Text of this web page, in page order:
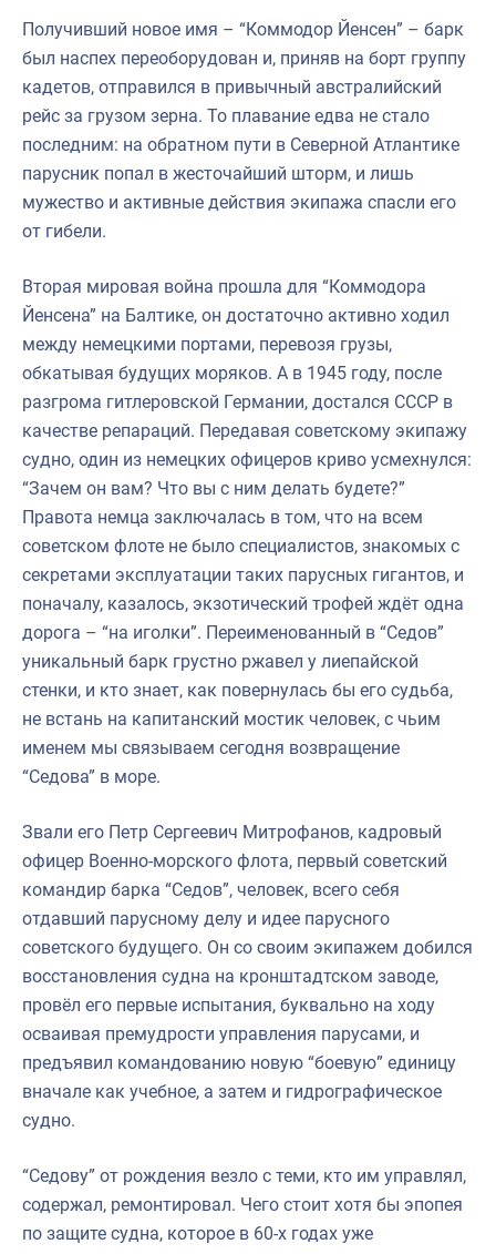
Получивший новое имя – “Коммодор Йенсен” – барк
был наспех переоборудован и, приняв на борт группу
кадетов, отправился в привычный австралийский
рейс за грузом зерна. То плавание едва не стало
последним: на обратном пути в Северной Атлантике
парусник попал в жесточайший шторм, и лишь
мужество и активные действия экипажа спасли его
от гибели.
Вторая мировая война прошла для “Коммодора
Йенсена” на Балтике, он достаточно активно ходил
между немецкими портами, перевозя грузы,
обкатывая будущих моряков. А в 1945 году, после
разгрома гитлеровской Германии, достался СССР в
качестве репараций. Передавая советскому экипажу
судно, один из немецких офицеров криво усмехнулся:
“Зачем он вам? Что вы с ним делать будете?”
Правота немца заключалась в том, что на всем
советском флоте не было специалистов, знакомых с
секретами эксплуатации таких парусных гигантов, и
поначалу, казалось, экзотический трофей ждёт одна
дорога – “на иголки”. Переименованный в “Седов”
уникальный барк грустно ржавел у лиепайской
стенки, и кто знает, как повернулась бы его судьба,
не встань на капитанский мостик человек, с чьим
именем мы связываем сегодня возвращение
“Седова” в море.
Звали его Петр Сергеевич Митрофанов, кадровый
офицер Военно-морского флота, первый советский
командир барка “Седов”, человек, всего себя
отдавший парусному делу и идее парусного
советского будущего. Он со своим экипажем добился
восстановления судна на кронштадтском заводе,
провёл его первые испытания, буквально на ходу
осваивая премудрости управления парусами, и
предъявил командованию новую “боевую” единицу
вначале как учебное, а затем и гидрографическое
судно.
“Седову” от рождения везло с теми, кто им управлял,
содержал, ремонтировал. Чего стоит хотя бы эпопея
по защите судна, которое в 60-х годах уже